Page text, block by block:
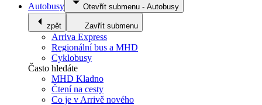
Autobusy
Otevřít submenu - Autobusy
zpět Zavřít submenu
Arriva Express
Regionální bus a MHD
Cyklobusy
Často hledáte
MHD Kladno
Čtení na cesty
Co je v Arrivě nového